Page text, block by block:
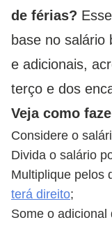
de férias?
base no salário
e adicionais,
terço e dos
Veja como
Considere o
Divida o salário
Multiplique pelos
terá direito;
Some o adicional